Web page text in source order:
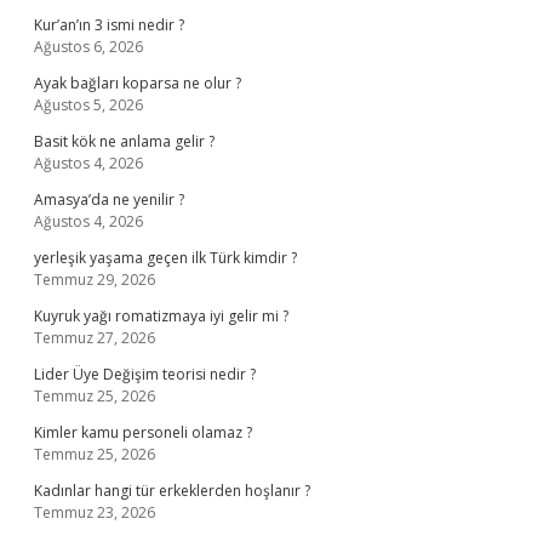
Kur’an’ın 3 ismi nedir ?
Ağustos 6, 2026
Ayak bağları koparsa ne olur ?
Ağustos 5, 2026
Basit kök ne anlama gelir ?
Ağustos 4, 2026
Amasya’da ne yenilir ?
Ağustos 4, 2026
yerleşik yaşama geçen ilk Türk kimdir ?
Temmuz 29, 2026
Kuyruk yağı romatizmaya iyi gelir mi ?
Temmuz 27, 2026
Lider Üye Değişim teorisi nedir ?
Temmuz 25, 2026
Kimler kamu personeli olamaz ?
Temmuz 25, 2026
Kadınlar hangi tür erkeklerden hoşlanır ?
Temmuz 23, 2026